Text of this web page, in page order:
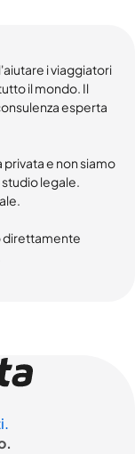
i viaggiatori
il mondo. Il
esperta
privata e non siamo
legale.
direttamente